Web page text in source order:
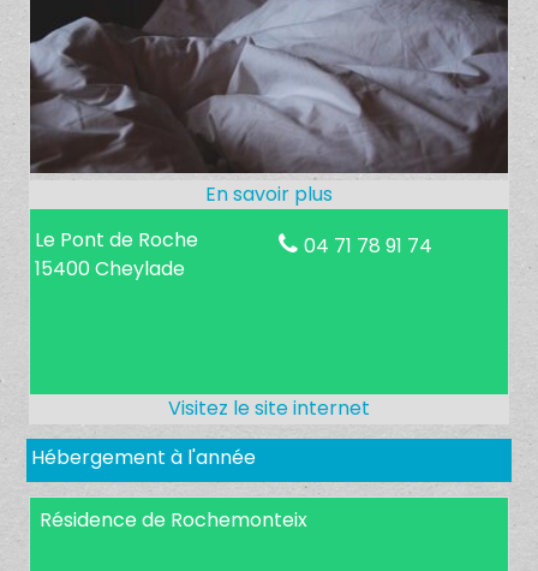
Le Pont de Roche
15400 Cheylade
04 71 78 91 74
Hébergement à l'année
Résidence de Rochemonteix